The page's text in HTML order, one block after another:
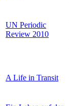
UN Periodic
Review 2010
A Life in Transit